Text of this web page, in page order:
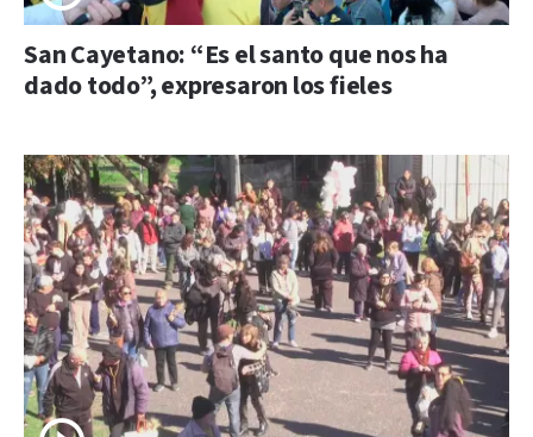
San Cayetano: “Es el santo que nos ha
dado todo”, expresaron los fieles